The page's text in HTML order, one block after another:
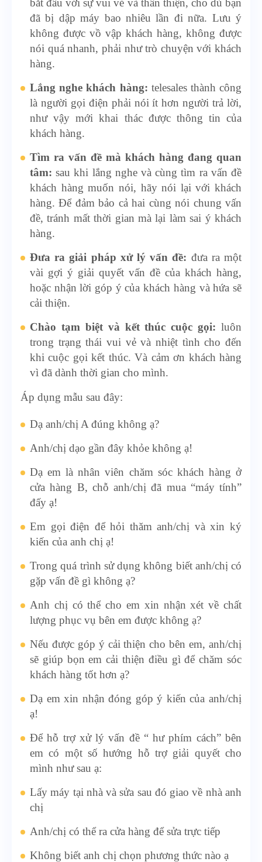
bắt đầu với sự vui vẻ và thân thiện, cho dù bạn
đã bị dập máy bao nhiêu lần đi nữa. Lưu ý
không được vồ vập khách hàng, không được
nói quá nhanh, phải như trò chuyện với khách
hàng.
Lắng nghe khách hàng: telesales thành công
là người gọi điện phải nói ít hơn người trả lời,
như vậy mới khai thác được thông tin của
khách hàng.
Tìm ra vấn đề mà khách hàng đang quan
tâm: sau khi lắng nghe và cùng tìm ra vấn đề
khách hàng muốn nói, hãy nói lại với khách
hàng. Để đảm bảo cả hai cùng nói chung vấn
đề, tránh mất thời gian mà lại làm sai ý khách
hàng.
Đưa ra giải pháp xử lý vấn đề: đưa ra một
vài gợi ý giải quyết vấn đề của khách hàng,
hoặc nhận lời góp ý của khách hàng và hứa sẽ
cải thiện.
Chào tạm biệt và kết thúc cuộc gọi: luôn
trong trạng thái vui vẻ và nhiệt tình cho đến
khi cuộc gọi kết thúc. Và cảm ơn khách hàng
vì đã dành thời gian cho mình.
Áp dụng mẫu sau đây:
Dạ anh/chị A đúng không ạ?
Anh/chị dạo gần đây khỏe không ạ!
Dạ em là nhân viên chăm sóc khách hàng ở
cửa hàng B, chỗ anh/chị đã mua “máy tính”
đấy ạ!
Em gọi điện để hỏi thăm anh/chị và xin ký
kiến của anh chị ạ!
Trong quá trình sử dụng không biết anh/chị có
gặp vấn đề gì không ạ?
Anh chị có thể cho em xin nhận xét về chất
lượng phục vụ bên em được không ạ?
Nếu được góp ý cải thiện cho bên em, anh/chị
sẽ giúp bọn em cải thiện điều gì để chăm sóc
khách hàng tốt hơn ạ?
Dạ em xin nhận đóng góp ý kiến của anh/chị
ạ!
Để hỗ trợ xử lý vấn đề “ hư phím cách” bên
em có một số hướng hỗ trợ giải quyết cho
mình như sau ạ:
Lấy máy tại nhà và sửa sau đó giao về nhà anh
chị
Anh/chị có thể ra cửa hàng để sửa trực tiếp
Không biết anh chị chọn phương thức nào ạ